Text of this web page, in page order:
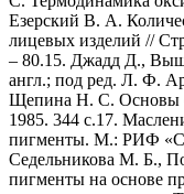
Езерский В. А.
лицевых изделий //
– 80.15. Джадд Д.,
англ.; под ред. Л. Ф.
Щепина Н. С. Основы
1985. 344 с.17.
пигменты. М.: РИФ
Седельникова М. Б.,
пигменты на основе